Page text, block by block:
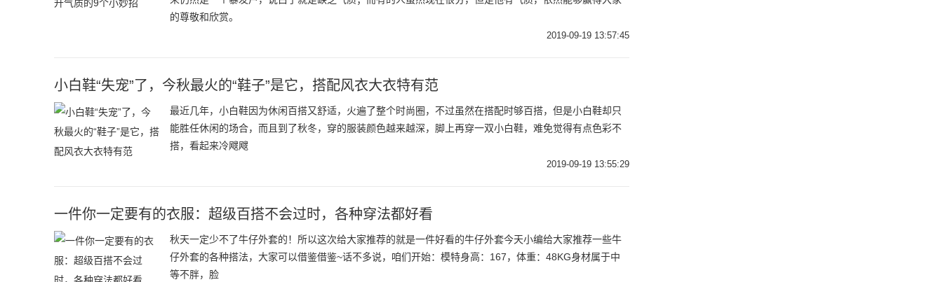
的尊敬和欣赏。
2019-09-19 13:57:45
小白鞋“失宠”了，今秋最火的“鞋子”是它，搭配风衣大衣特有范
最近几年，小白鞋因为休闲百搭又舒适，火遍了整个时尚圈，不过虽然在搭配时够百搭，但是小白鞋却只
能胜任休闲的场合，而且到了秋冬，穿的服装颜色越来越深，脚上再穿一双小白鞋，难免觉得有点色彩不
搭，看起来冷飕飕
2019-09-19 13:55:29
一件你一定要有的衣服：超级百搭不会过时，各种穿法都好看
秋天一定少不了牛仔外套的！所以这次给大家推荐的就是一件好看的牛仔外套今天小编给大家推荐一些牛
仔外套的各种搭法，大家可以借鉴借鉴~话不多说，咱们开始：模特身高：167，体重：48KG身材属于中
等不胖，脸